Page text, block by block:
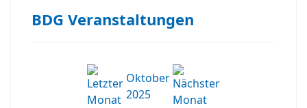
BDG Veranstaltungen
Oktober
2025